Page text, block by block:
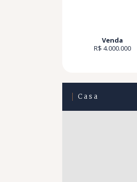
Venda
R$ 4.000.000
Casa